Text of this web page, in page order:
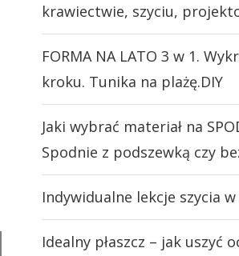
krawiectwie, szyciu,
FORMA NA LATO 3 w 1.
kroku. Tunika na plażę.DIY
Jaki wybrać materiał na
Spodnie z podszewką czy
Indywidualne lekcje szycia
Idealny płaszcz – jak uszyć